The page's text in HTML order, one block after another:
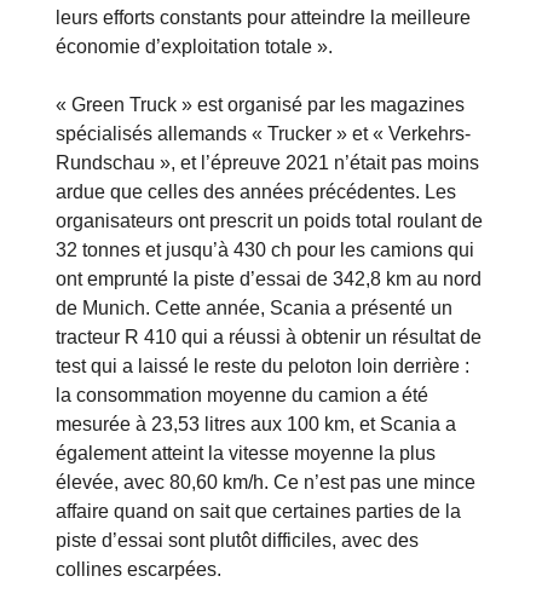
leurs efforts constants pour atteindre la meilleure
économie d’exploitation totale ».
« Green Truck » est organisé par les magazines
spécialisés allemands « Trucker » et « Verkehrs-
Rundschau », et l’épreuve 2021 n’était pas moins
ardue que celles des années précédentes. Les
organisateurs ont prescrit un poids total roulant de
32 tonnes et jusqu’à 430 ch pour les camions qui
ont emprunté la piste d’essai de 342,8 km au nord
de Munich. Cette année, Scania a présenté un
tracteur R 410 qui a réussi à obtenir un résultat de
test qui a laissé le reste du peloton loin derrière :
la consommation moyenne du camion a été
mesurée à 23,53 litres aux 100 km, et Scania a
également atteint la vitesse moyenne la plus
élevée, avec 80,60 km/h. Ce n’est pas une mince
affaire quand on sait que certaines parties de la
piste d’essai sont plutôt difficiles, avec des
collines escarpées.